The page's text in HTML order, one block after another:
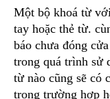
Một bộ khoá từ
tay hoặc thẻ từ.
báo chưa đóng
trong quá trình sử
từ nào cũng sẽ có
trong trường hợp